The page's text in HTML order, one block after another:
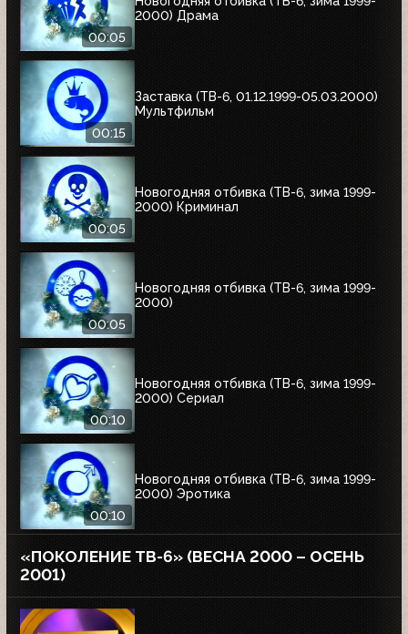
00:05
2000) Драма
00:15
Заставка (ТВ-6, 01.12.1999-05.03.2000)
Мультфильм
00:05
Новогодняя отбивка (ТВ-6, зима 1999-
2000) Криминал
00:05
Новогодняя отбивка (ТВ-6, зима 1999-
2000)
00:10
Новогодняя отбивка (ТВ-6, зима 1999-
2000) Сериал
00:10
Новогодняя отбивка (ТВ-6, зима 1999-
2000) Эротика
«ПОКОЛЕНИЕ ТВ-6» (ВЕСНА 2000 – ОСЕНЬ
2001)